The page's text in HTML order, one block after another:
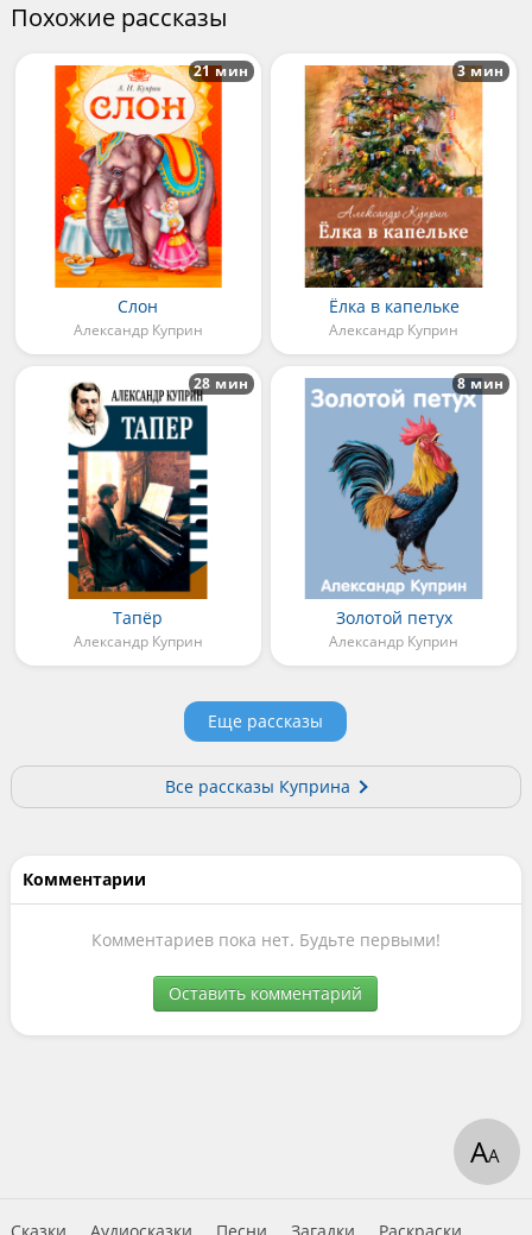
Похожие рассказы
Слон
Александр Куприн
21 мин
Ёлка в капельке
Александр Куприн
3 мин
Тапёр
Александр Куприн
28 мин
Золотой петух
Александр Куприн
8 мин
Еще рассказы
Все рассказы Куприна
Комментарии
Комментариев пока нет. Будьте первыми!
Оставить комментарий
АА